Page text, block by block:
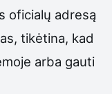
oficialų adresą
tikėtina, kad
arba gauti